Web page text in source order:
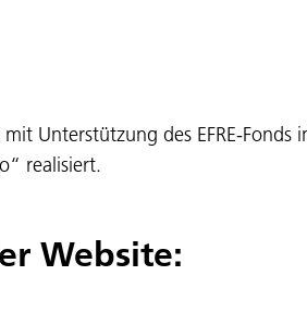
Unterstützung des EFRE-Fonds
realisiert.
Website: